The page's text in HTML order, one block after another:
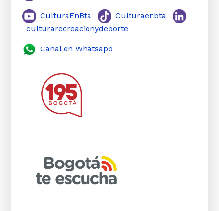
CulturaEnBta
Culturaenbta
culturarecreacionydeporte
Canal en Whatsapp